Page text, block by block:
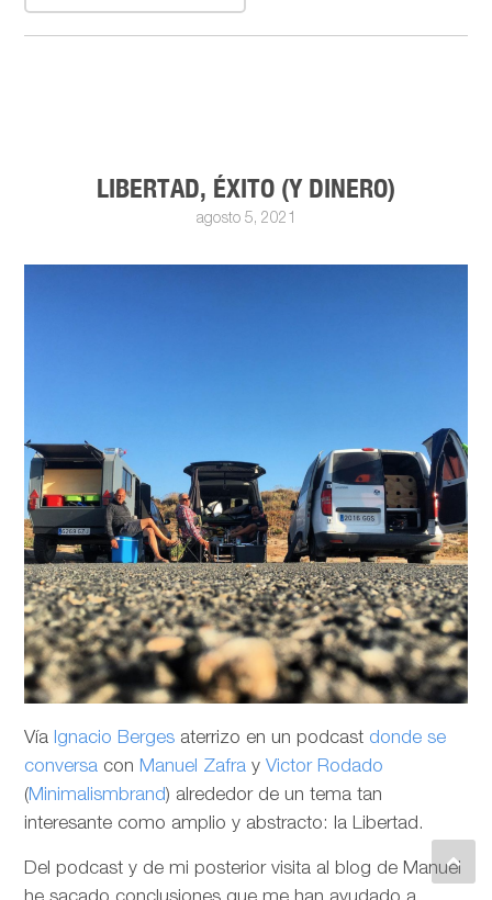
LIBERTAD, ÉXITO (Y DINERO)
agosto 5, 2021
Vía Ignacio Berges aterrizo en un podcast donde se
conversa con Manuel Zafra y Victor Rodado
(Minimalismbrand) alrededor de un tema tan
interesante como amplio y abstracto: la Libertad.
Del podcast y de mi posterior visita al blog de Manuel